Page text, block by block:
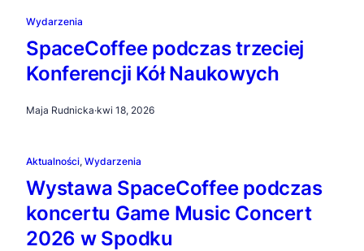
Wydarzenia
SpaceCoffee podczas trzeciej
Konferencji Kół Naukowych
Maja Rudnicka·kwi 18, 2026
Aktualności, Wydarzenia
Wystawa SpaceCoffee podczas
koncertu Game Music Concert
2026 w Spodku